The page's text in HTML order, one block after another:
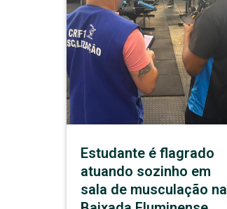
Estudante é flagrado
atuando sozinho em
sala de musculação na